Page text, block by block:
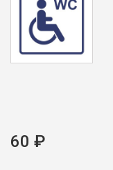
60 ₽